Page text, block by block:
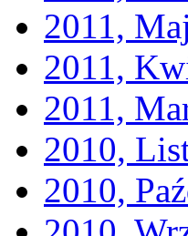
2011, Maj
2011,
2011,
2010,
2010,